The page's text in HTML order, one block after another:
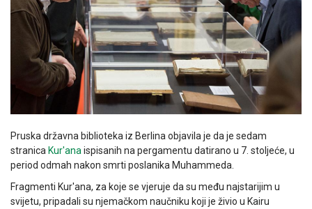
Pruska državna biblioteka iz Berlina objavila je da je sedam
stranica Kur'ana ispisanih na pergamentu datirano u 7. stoljeće, u
period odmah nakon smrti poslanika Muhammeda.
Fragmenti Kur'ana, za koje se vjeruje da su među najstarijim u
svijetu, pripadali su njemačkom naučniku koji je živio u Kairu